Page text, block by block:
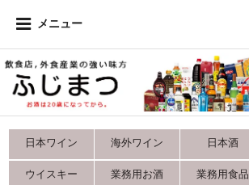
メニュー
日本ワイン 海外ワイン 日本酒
ウイスキー 業務用お酒 業務用食品